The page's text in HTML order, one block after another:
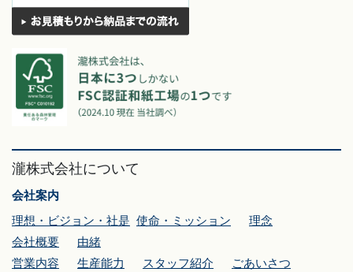
瀧株式会社について
会社案内
理想・ビジョン・社是 使命・ミッション
理念
会社概要
由緒
営業内容
生産能力 スタッフ紹介
ごあいさつ